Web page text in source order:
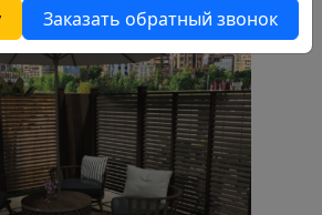
Заказать обратный звонок